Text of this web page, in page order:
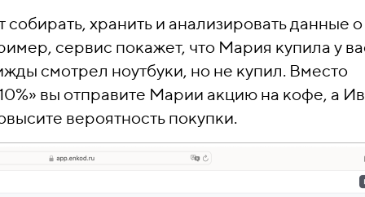
хранить и анализировать данные о
сервис покажет, что Мария купила у
смотрел ноутбуки, но не купил. Вместо
вы отправите Марии акцию на кофе, а
вероятность покупки.